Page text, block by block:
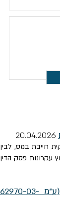
2026
חייבת במס, לבין
פסק הדין
החבות במע"מ בגין עבודות פיתוח של יזם - איחוד הכובעים - רשמים נוספים בעקבות פסק הדין בעניין אאורה (ע"מ 62970-03-